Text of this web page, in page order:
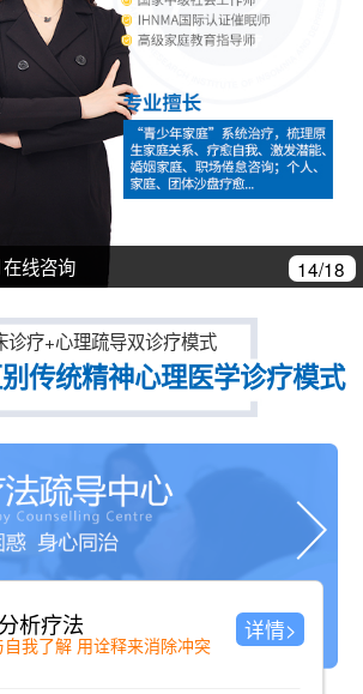
在线咨询 14/18
诊疗+心理疏导双诊疗模式
传统精神心理医学诊疗模式
析疗法
自我了解 用诠释来消除冲突
详情>